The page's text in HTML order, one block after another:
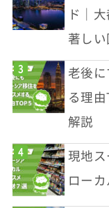
ド｜
著し
老後
る理
解説
現地
ロー